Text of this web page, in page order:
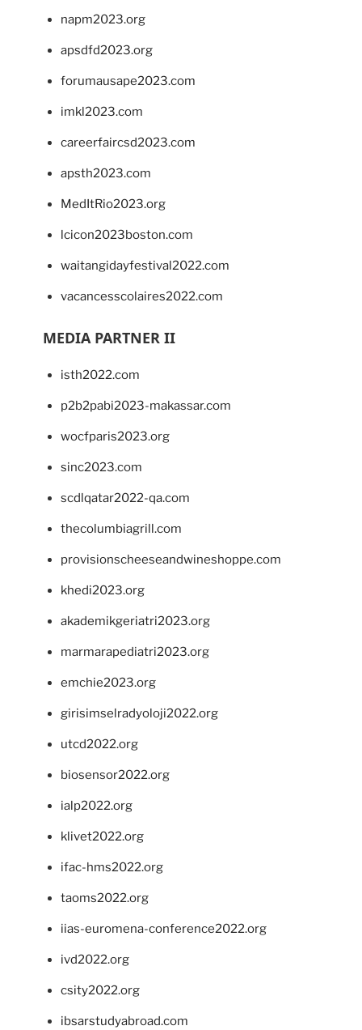
napm2023.org
apsdfd2023.org
forumausape2023.com
imkl2023.com
careerfaircsd2023.com
apsth2023.com
MedItRio2023.org
lcicon2023boston.com
waitangidayfestival2022.com
vacancesscolaires2022.com
MEDIA PARTNER II
isth2022.com
p2b2pabi2023-makassar.com
wocfparis2023.org
sinc2023.com
scdlqatar2022-qa.com
thecolumbiagrill.com
provisionscheeseandwineshoppe.com
khedi2023.org
akademikgeriatri2023.org
marmarapediatri2023.org
emchie2023.org
girisimselradyoloji2022.org
utcd2022.org
biosensor2022.org
ialp2022.org
klivet2022.org
ifac-hms2022.org
taoms2022.org
iias-euromena-conference2022.org
ivd2022.org
csity2022.org
ibsarstudyabroad.com